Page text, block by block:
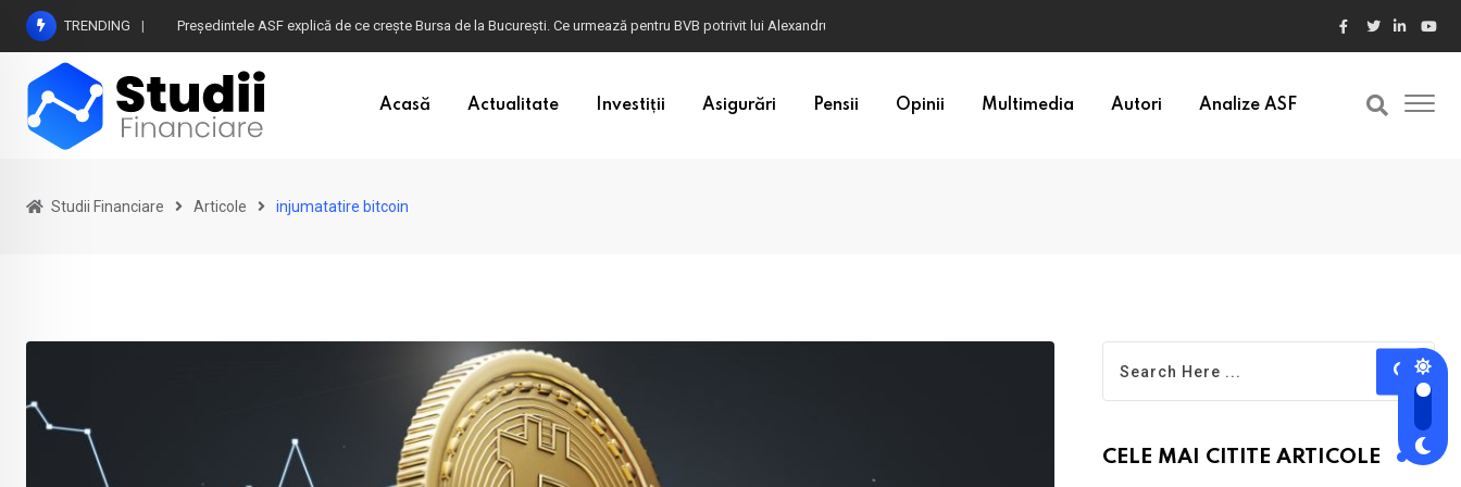
Skip
content
TRENDING Președintele ASF explică de ce crește Bursa de la București. Ce urmează pentru BVB potrivit lui Alexandru Petrescu
Acasă Actualitate Investiții Asigurări Pensii Opinii Multimedia Autori Analize ASF
Studii Financiare Articole injumatatire bitcoin
CELE MAI CITITE ARTICOLE